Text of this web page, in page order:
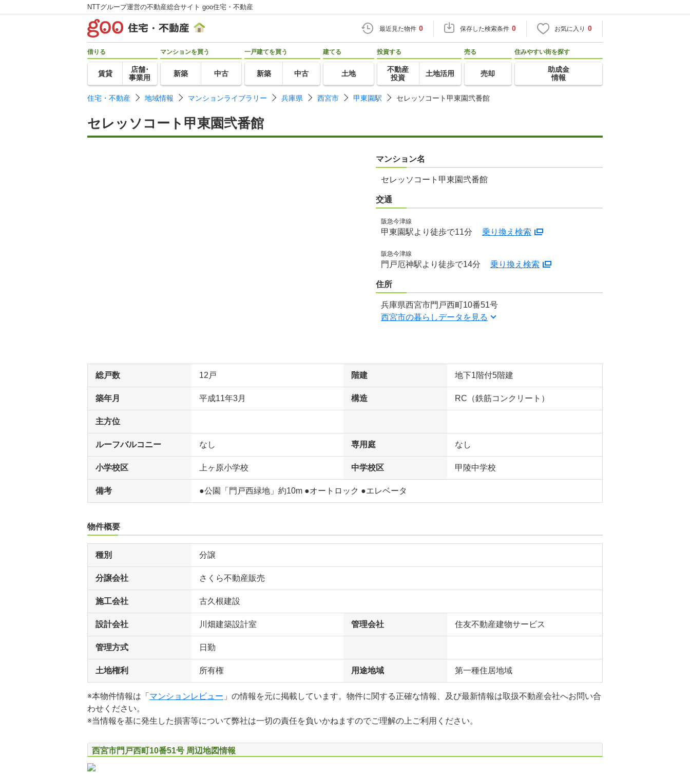
NTTグループ運営の不動産総合サイト goo住宅・不動産
最近見た物件 0 保存した検索条件 0 お気に入り 0
借りる
賃貸
店舗･
事業用
マンションを買う
新築 中古
一戸建てを買う
新築 中古
建てる
土地
投資する
不動産
投資
土地活用
売る
売却
住みやすい街を探す
助成金
情報
住宅・不動産 地域情報 マンションライブラリー 兵庫県 西宮市 甲東園駅 セレッソコート甲東園弐番館
セレッソコート甲東園弐番館
マンション名
セレッソコート甲東園弐番館
交通
阪急今津線
甲東園駅より徒歩で11分 乗り換え検索
阪急今津線
門戸厄神駅より徒歩で14分 乗り換え検索
住所
兵庫県西宮市門戸西町10番51号
西宮市の暮らしデータを見る
総戸数 12戸 階建 地下1階付5階建
築年月 平成11年3月 構造 RC（鉄筋コンクリート）
主方位
ルーフバルコニー なし 専用庭 なし
小学校区 上ヶ原小学校 中学校区 甲陵中学校
備考 ●公園「門戸西緑地」約10m ●オートロック ●エレベータ
物件概要
種別 分譲
分譲会社 さくら不動産販売
施工会社 古久根建設
設計会社 川畑建築設計室 管理会社 住友不動産建物サービス
管理方式 日勤
土地権利 所有権 用途地域 第一種住居地域
※本物件情報は「 マンションレビュー 」の情報を元に掲載しています。物件に関する正確な情報、及び最新情報は取扱不動産会社へお問い合
わせください。
※当情報を基に発生した損害等について弊社は一切の責任を負いかねますのでご理解の上ご利用ください。
西宮市門戸西町10番51号 周辺地図情報